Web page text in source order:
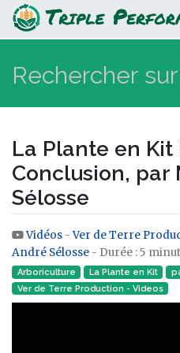
La Plante en Kit
par Marc-André
La Plante en Kit
Conclusion, par
Sélosse
Aller à :navigation,
Vidéos -Ver de Terre
André Sélosse - Durée : 5
Arboriculture La Plante en Kit
Ver de Terre Production - Videos